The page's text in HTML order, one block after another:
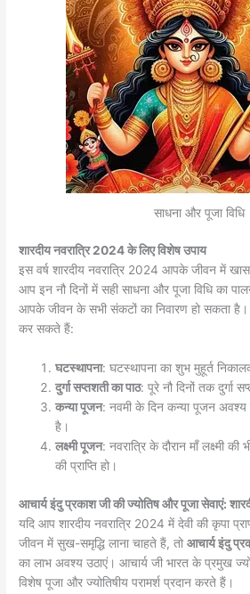
साधना और पूजा विधि
शारदीय नवरात्रि 2024 के लिए विशेष उपाय
इस वर्ष शारदीय नवरात्रि 2024 आपके जीवन में
आप इन नौ दिनों में सही साधना और पूजा विधि का
आपके जीवन के सभी संकटों का निवारण हो सकता
कर सकते हैं:
घटस्थापना: घटस्थापना का शुभ मुहूर्त
दुर्गा सप्तशती का पाठ: पूरे नौ दिनों तक दुर्गा
कन्या पूजन: नवमी के दिन कन्या पूजन अवश्य
है।
लक्ष्मी पूजन: नवरात्रि के दौरान माँ लक्ष्मी
की प्राप्ति हो।
आचार्य इंदु प्रकाश जी की ज्योतिष और पूजा सेवाएं:
यदि आप शारदीय नवरात्रि 2024 में देवी की कृपा
जीवन में सुख-समृद्धि लाना चाहते हैं, तोआचार्य इंदु
का लाभ अवश्य उठाएं। आचार्य जी भारत के प्रमुख
विशेष पूजा और ज्योतिषीय परामर्श प्रदान करते हैं।